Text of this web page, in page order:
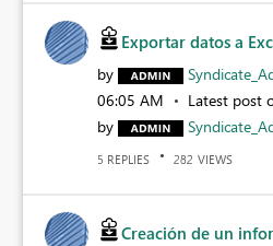
Exportar datos a
by
06:05 AM
Latest post
by
5 REPLIES 282 VIEWS
Creación de un